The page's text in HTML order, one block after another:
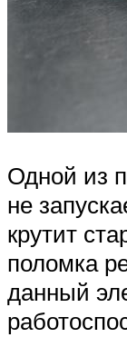
Одной из
не
крутит
поломка
данный